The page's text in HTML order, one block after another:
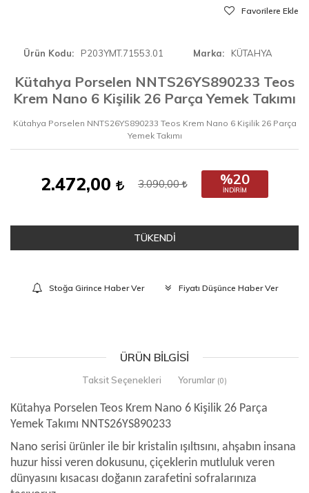
Favorilere Ekle
Ürün Kodu P203YMT.71553.01 Marka KÜTAHYA
Kütahya Porselen NNTS26YS890233 Teos
Krem Nano 6 Kişilik 26 Parça Yemek Takımı
Kütahya Porselen NNTS26YS890233 Teos Krem Nano 6 Kişilik 26 Parça
Yemek Takımı
2.472,00 3.090,00 %20
İNDIRIM
TÜKENDİ
Stoğa Girince Haber Ver Fiyatı Düşünce Haber Ver
ÜRÜN BILGISI
Taksit Seçenekleri Yorumlar (0)
Kütahya Porselen Teos Krem Nano 6 Kişilik 26 Parça
Yemek Takımı NNTS26YS890233
Nano serisi ürünler ile bir kristalin ışıltısını, ahşabın insana
huzur hissi veren dokusunu, çiçeklerin mutluluk veren
dünyasını kısacası doğanın zarafetini sofralarınıza